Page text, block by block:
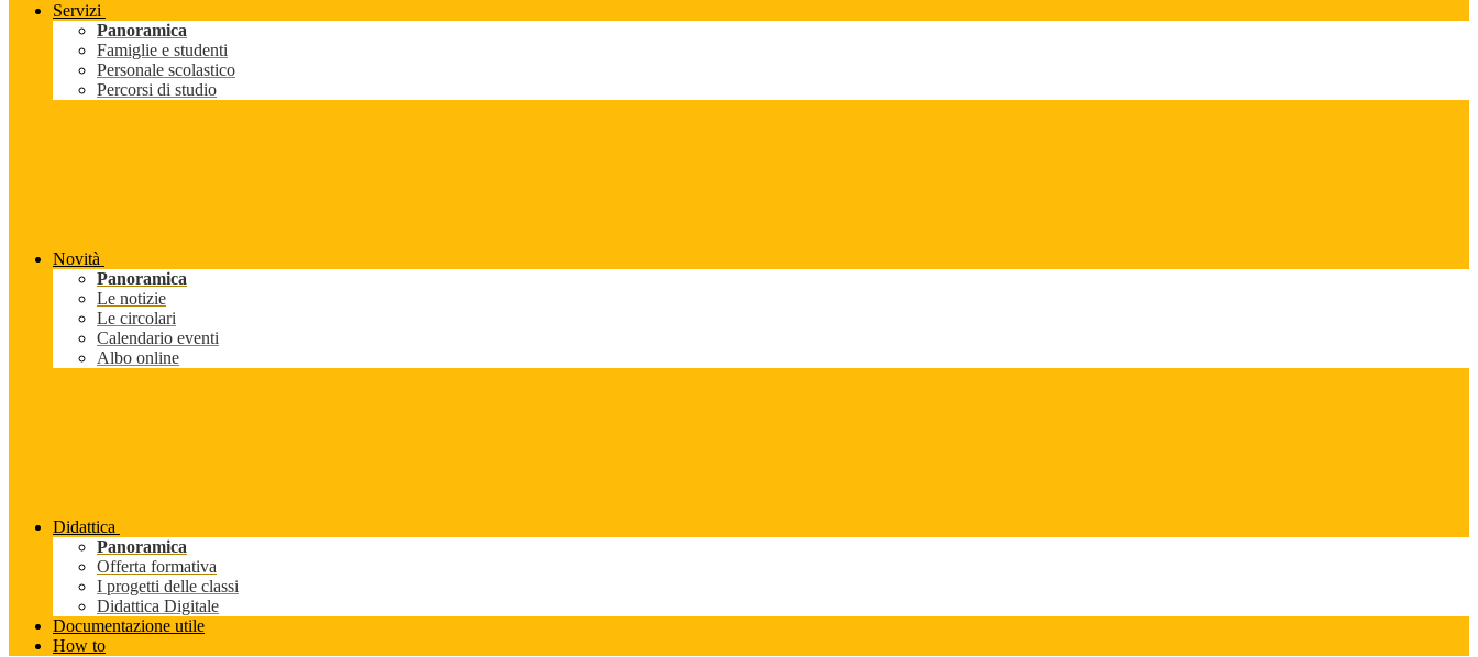
Servizi
Panoramica
Famiglie e studenti
Personale scolastico
Percorsi di studio
Novità
Panoramica
Le notizie
Le circolari
Calendario eventi
Albo online
Didattica
Panoramica
Offerta formativa
I progetti delle classi
Didattica Digitale
Documentazione utile
How to